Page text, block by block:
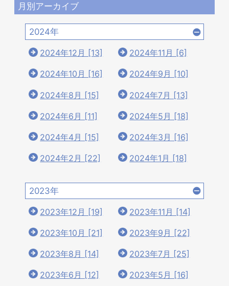
月別アーカイブ
2024年
2024年12月 [13] 2024年11月 [6]
2024年10月 [16] 2024年9月 [10]
2024年8月 [15] 2024年7月 [13]
2024年6月 [11] 2024年5月 [18]
2024年4月 [15] 2024年3月 [16]
2024年2月 [22] 2024年1月 [18]
2023年
2023年12月 [19] 2023年11月 [14]
2023年10月 [21] 2023年9月 [22]
2023年8月 [14] 2023年7月 [25]
2023年6月 [12] 2023年5月 [16]